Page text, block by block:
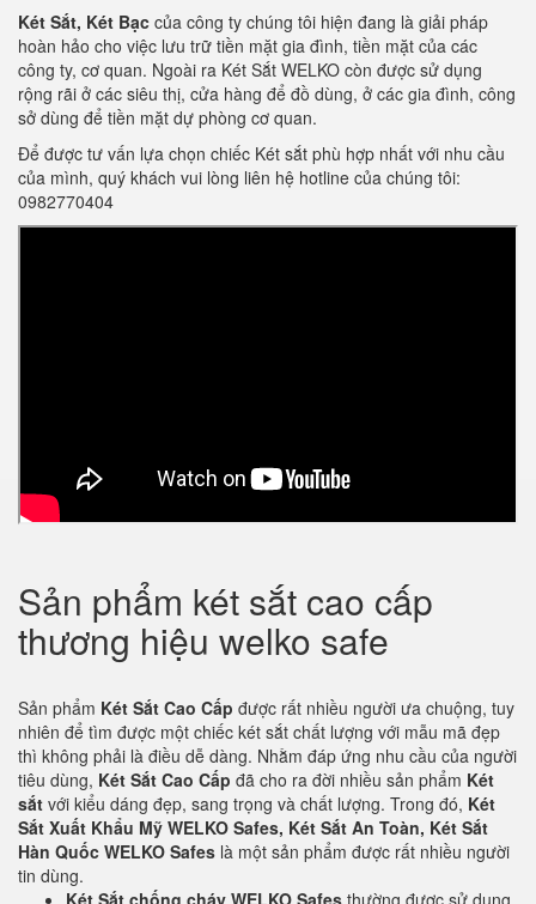
Két Sắt, Két Bạc của công ty chúng tôi hiện đang là giải pháp
hoàn hảo cho việc lưu trữ tiền mặt gia đình, tiền mặt của các
công ty, cơ quan. Ngoài ra Két Sắt WELKO còn được sử dụng
rộng rãi ở các siêu thị, cửa hàng để đồ dùng, ở các gia đình, công
sở dùng để tiền mặt dự phòng cơ quan.
Để được tư vấn lựa chọn chiếc Két sắt phù hợp nhất với nhu cầu
của mình, quý khách vui lòng liên hệ hotline của chúng tôi:
0982770404
Sản phẩm két sắt cao cấp
thương hiệu welko safe
Sản phẩm Két Sắt Cao Cấp được rất nhiều người ưa chuộng, tuy
nhiên để tìm được một chiếc két sắt chất lượng với mẫu mã đẹp
thì không phải là điều dễ dàng. Nhằm đáp ứng nhu cầu của người
tiêu dùng, Két Sắt Cao Cấp đã cho ra đời nhiều sản phẩm Két
sắt với kiểu dáng đẹp, sang trọng và chất lượng. Trong đó, Két
Sắt Xuất Khẩu Mỹ WELKO Safes, Két Sắt An Toàn, Két Sắt
Hàn Quốc WELKO Safes là một sản phẩm được rất nhiều người
tin dùng.